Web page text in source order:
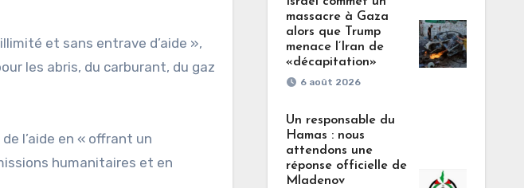
et sans entrave d’aide »,
les abris, du carburant, du gaz
l’aide en « offrant un
humanitaires et en
massacre à Gaza
alors que Trump
menace l’Iran de
«décapitation»
6 août 2026
Un responsable du
Hamas : nous
attendons une
réponse officielle de
Mladenov